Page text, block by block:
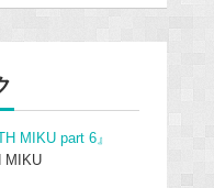
MIKU part 6』
MIKU